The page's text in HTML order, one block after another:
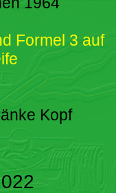
Formel 3 auf
Kopf